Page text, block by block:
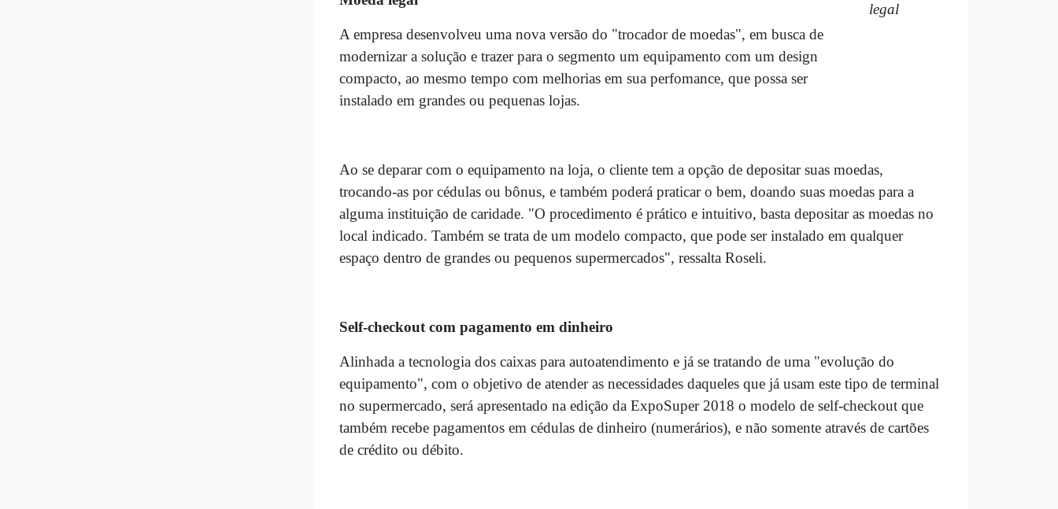
legal
A empresa desenvolveu uma nova versão do "trocador de moedas", em busca de
modernizar a solução e trazer para o segmento um equipamento com um design
compacto, ao mesmo tempo com melhorias em sua perfomance, que possa ser
instalado em grandes ou pequenas lojas.
Ao se deparar com o equipamento na loja, o cliente tem a opção de depositar suas moedas,
trocando-as por cédulas ou bônus, e também poderá praticar o bem, doando suas moedas para a
alguma instituição de caridade. "O procedimento é prático e intuitivo, basta depositar as moedas no
local indicado. Também se trata de um modelo compacto, que pode ser instalado em qualquer
espaço dentro de grandes ou pequenos supermercados", ressalta Roseli.
Self-checkout com pagamento em dinheiro
Alinhada a tecnologia dos caixas para autoatendimento e já se tratando de uma "evolução do
equipamento", com o objetivo de atender as necessidades daqueles que já usam este tipo de terminal
no supermercado, será apresentado na edição da ExpoSuper 2018 o modelo de self-checkout que
também recebe pagamentos em cédulas de dinheiro (numerários), e não somente através de cartões
de crédito ou débito.